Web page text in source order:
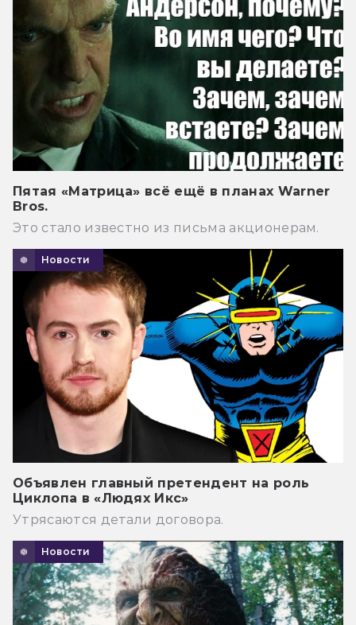
Пятая «Матрица» всё ещё в планах Warner
Bros.
Это стало известно из письма акционерам.
Новости
Объявлен главный претендент на роль
Циклопа в «Людях Икс»
Утрясаются детали договора.
Новости